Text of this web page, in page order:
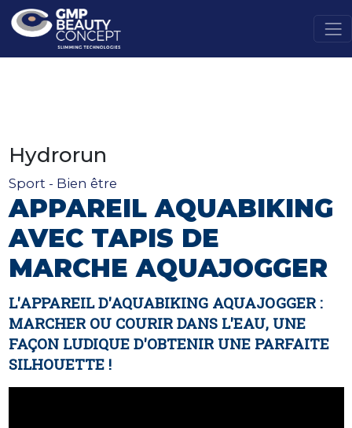
Hydrorun
Sport - Bien être
APPAREIL AQUABIKING
AVEC TAPIS DE
MARCHE AQUAJOGGER
L'APPAREIL D'AQUABIKING AQUAJOGGER :
MARCHER OU COURIR DANS L'EAU, UNE
FAÇON LUDIQUE D'OBTENIR UNE PARFAITE
SILHOUETTE !